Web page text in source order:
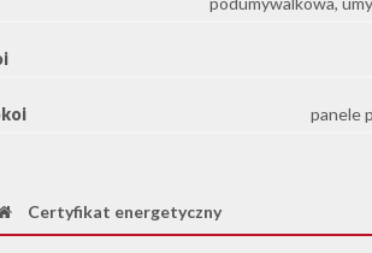
panele
Certyfikat energetyczny